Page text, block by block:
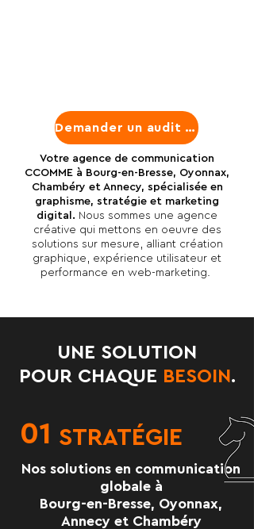
Demander un audit gratuit
Votre agence de communication
CCOMME à Bourg-en-Bresse, Oyonnax,
Chambéry et Annecy, spécialisée en
graphisme, stratégie et marketing
digital. Nous sommes une agence
créative qui mettons en oeuvre des
solutions sur mesure, alliant création
graphique, expérience utilisateur et
performance en web-marketing.
UNE SOLUTION
POUR CHAQUE BESOIN.
01 STRATÉGIE
Nos solutions en communication
globale à
Bourg-en-Bresse, Oyonnax,
Annecy et Chambéry